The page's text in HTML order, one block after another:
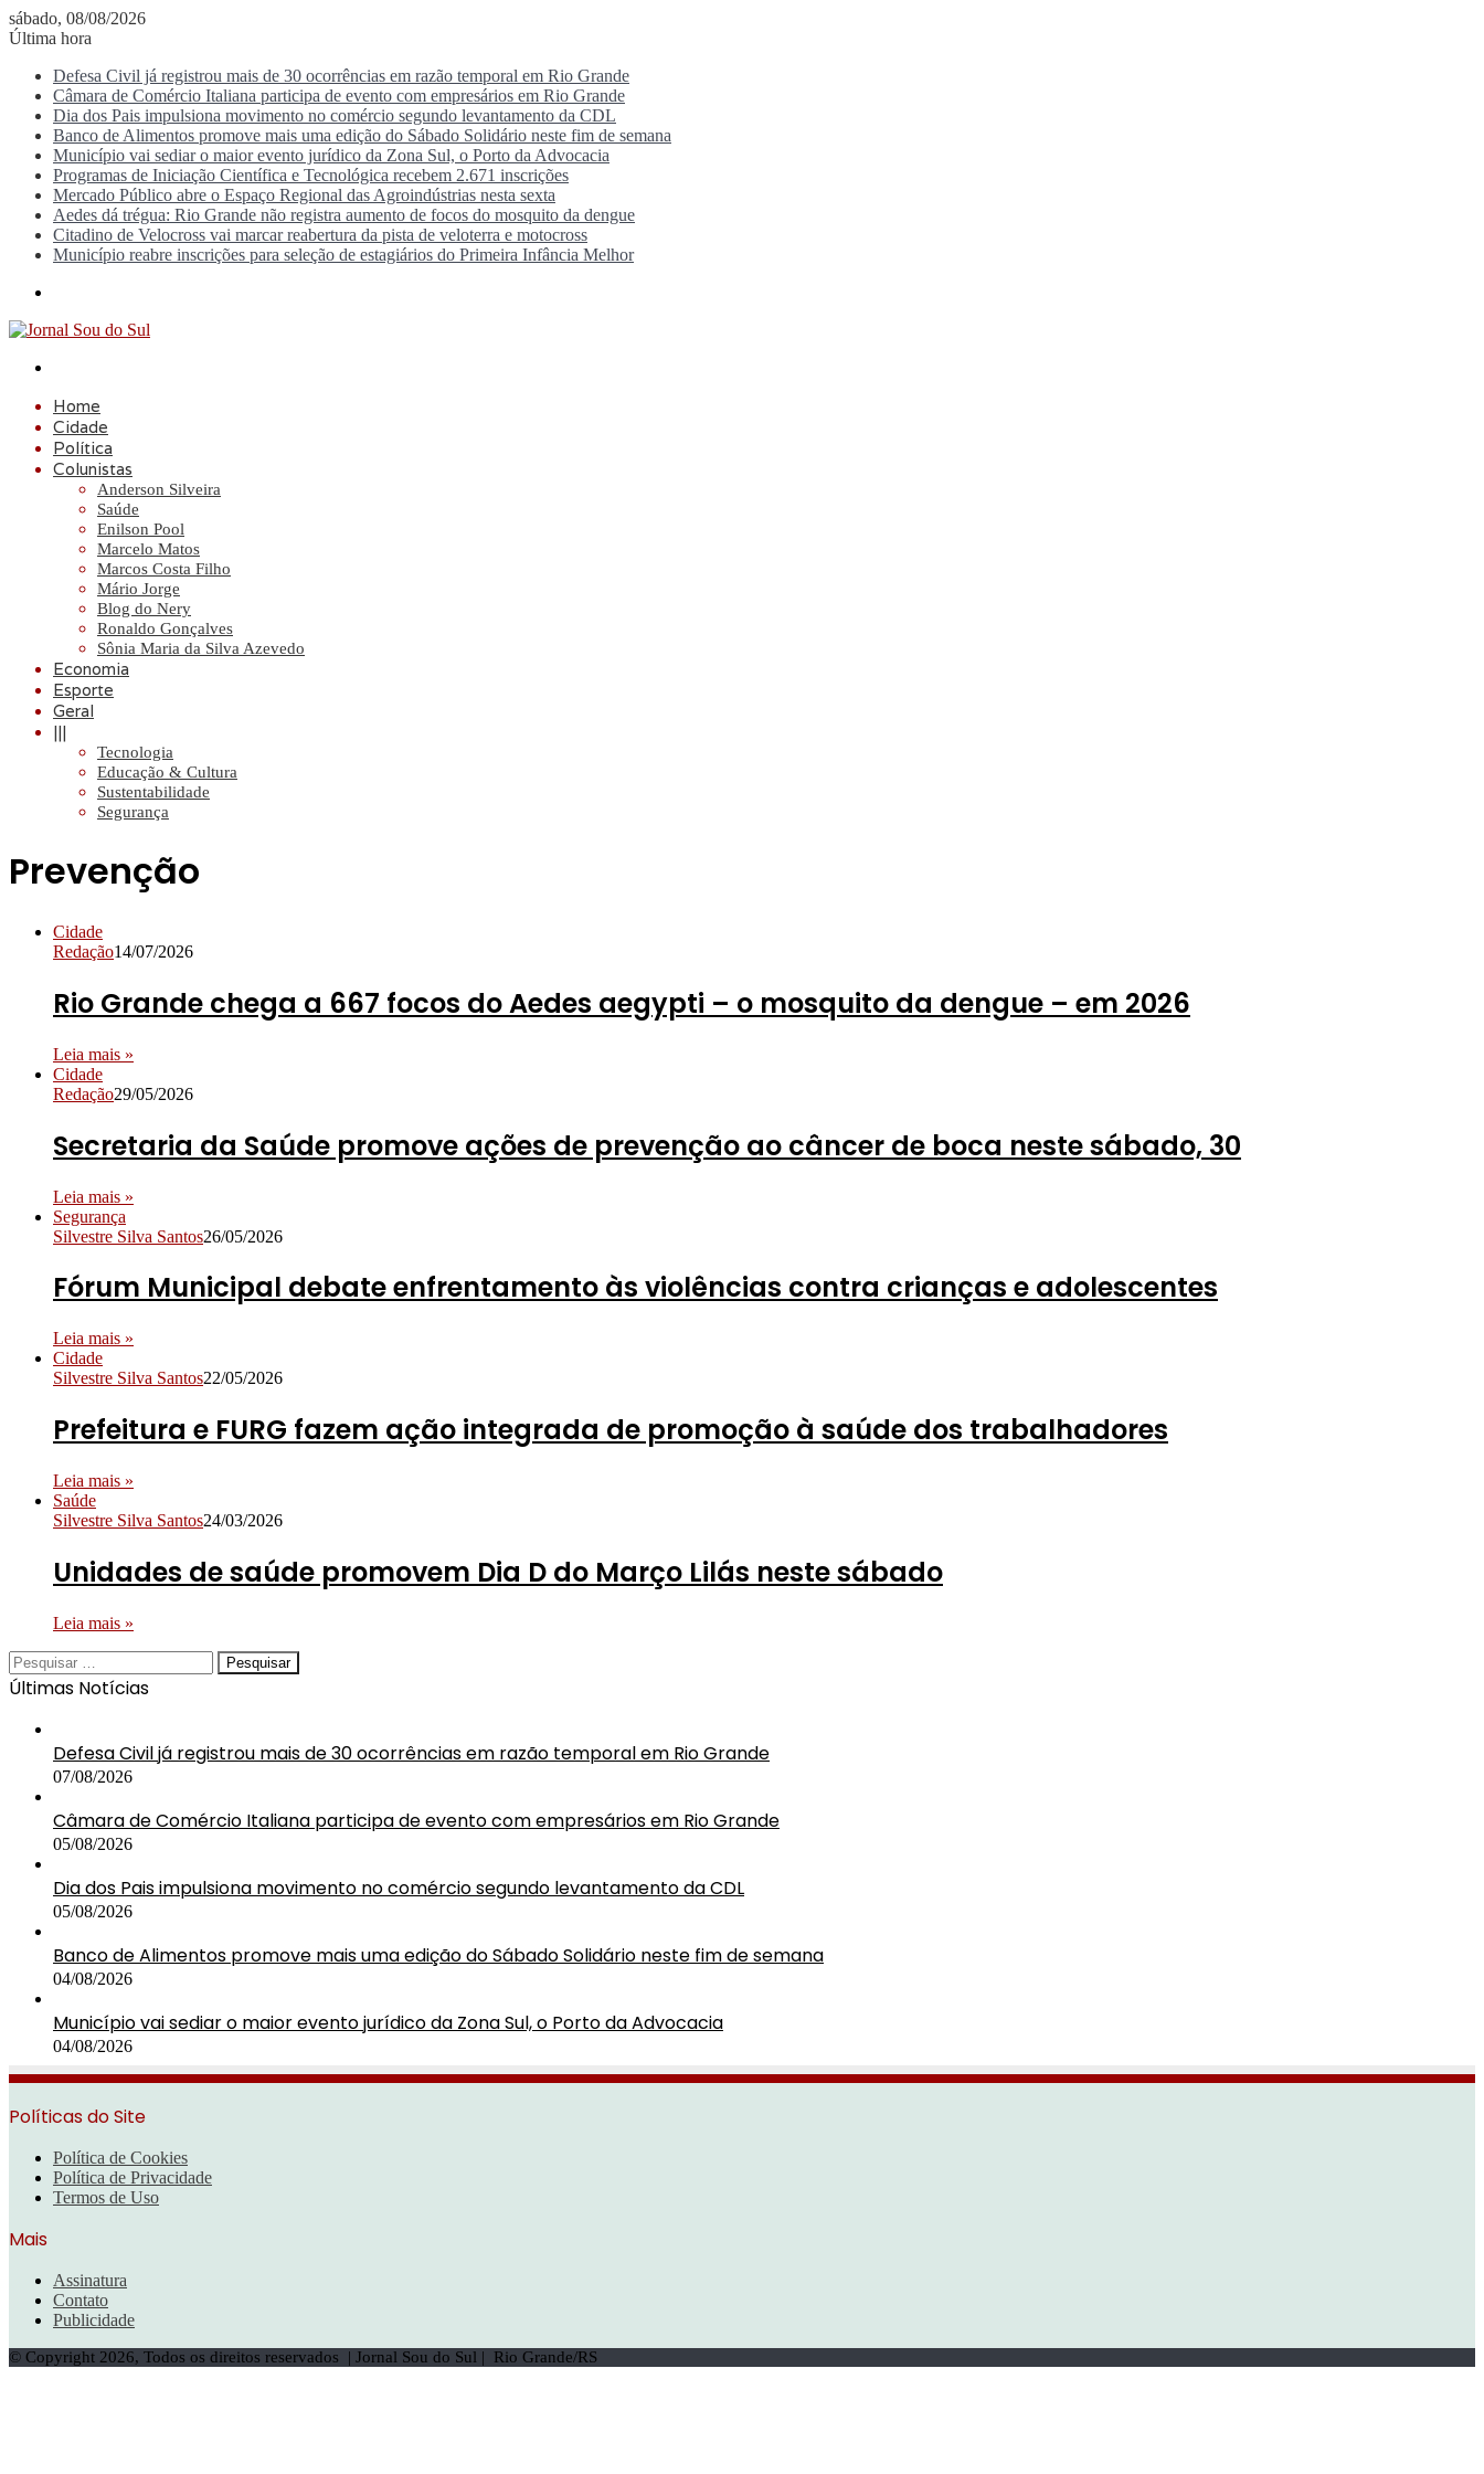
sábado, 08/08/2026
Última hora
Defesa Civil já registrou mais de 30 ocorrências em razão temporal em Rio Grande
Câmara de Comércio Italiana participa de evento com empresários em Rio Grande
Dia dos Pais impulsiona movimento no comércio segundo levantamento da CDL
Banco de Alimentos promove mais uma edição do Sábado Solidário neste fim de semana
Município vai sediar o maior evento jurídico da Zona Sul, o Porto da Advocacia
Programas de Iniciação Científica e Tecnológica recebem 2.671 inscrições
Mercado Público abre o Espaço Regional das Agroindústrias nesta sexta
Aedes dá trégua: Rio Grande não registra aumento de focos do mosquito da dengue
Citadino de Velocross vai marcar reabertura da pista de veloterra e motocross
Município reabre inscrições para seleção de estagiários do Primeira Infância Melhor
Home
Cidade
Política
Colunistas
Anderson Silveira
Saúde
Enilson Pool
Marcelo Matos
Marcos Costa Filho
Mário Jorge
Blog do Nery
Ronaldo Gonçalves
Sônia Maria da Silva Azevedo
Economia
Esporte
Geral
|||
Tecnologia
Educação & Cultura
Sustentabilidade
Segurança
Prevenção
Cidade
Redação14/07/2026
Rio Grande chega a 667 focos do Aedes aegypti – o mosquito da dengue – em 2026
Leia mais »
Cidade
Redação29/05/2026
Secretaria da Saúde promove ações de prevenção ao câncer de boca neste sábado, 30
Leia mais »
Segurança
Silvestre Silva Santos26/05/2026
Fórum Municipal debate enfrentamento às violências contra crianças e adolescentes
Leia mais »
Cidade
Silvestre Silva Santos22/05/2026
Prefeitura e FURG fazem ação integrada de promoção à saúde dos trabalhadores
Leia mais »
Saúde
Silvestre Silva Santos24/03/2026
Unidades de saúde promovem Dia D do Março Lilás neste sábado
Leia mais »
Pesquisar
por:
Últimas Notícias
Defesa Civil já registrou mais de 30 ocorrências em razão temporal em Rio Grande
07/08/2026
Câmara de Comércio Italiana participa de evento com empresários em Rio Grande
05/08/2026
Dia dos Pais impulsiona movimento no comércio segundo levantamento da CDL
05/08/2026
Banco de Alimentos promove mais uma edição do Sábado Solidário neste fim de semana
04/08/2026
Município vai sediar o maior evento jurídico da Zona Sul, o Porto da Advocacia
04/08/2026
Políticas do Site
Política de Cookies
Política de Privacidade
Termos de Uso
Mais
Assinatura
Contato
Publicidade
© Copyright 2026, Todos os direitos reservados | Jornal Sou do Sul | Rio Grande/RS